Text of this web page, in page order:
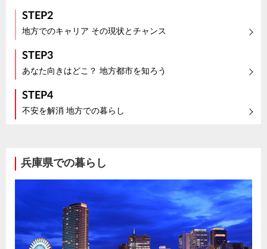
STEP2
地方でのキャリア その現状とチャンス
STEP3
あなた向きはどこ？ 地方都市を知ろう
STEP4
不安を解消 地方での暮らし
兵庫県での暮らし